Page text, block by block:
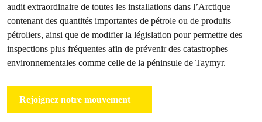
audit extraordinaire de toutes les installations dans l’Arctique
contenant des quantités importantes de pétrole ou de produits
pétroliers, ainsi que de modifier la législation pour permettre des
inspections plus fréquentes afin de prévenir des catastrophes
environnementales comme celle de la péninsule de Taymyr.
Rejoignez notre mouvement